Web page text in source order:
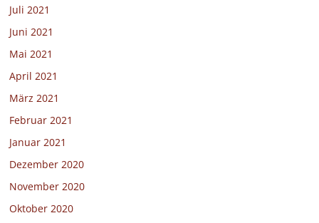
Juli 2021
Juni 2021
Mai 2021
April 2021
März 2021
Februar 2021
Januar 2021
Dezember 2020
November 2020
Oktober 2020